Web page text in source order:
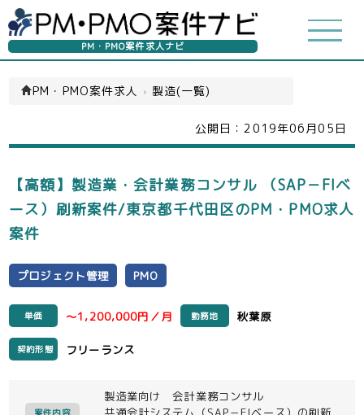
PM・PMO案件求人ナビ
PM・PMO案件求人 › 製造(一覧)
公開日： 2019年06月05日
【高額】製造業・会計業務コンサル （SAP－FIベ
ース）刷新案件/東京都千代田区のPM・PMO求人
案件
プロジェクト管理 PMO
単価 ～1,200,000円／月 勤務地 秋葉原
契約形態 フリーランス
案件内容
製造業向け 会計業務コンサル